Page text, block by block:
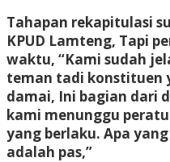
Tahapan rekapitulasi
KPUD Lamteng, Tapi
waktu, “Kami sudah
teman tadi konstituen
damai, Ini bagian dari
kami menunggu
yang berlaku. Apa
adalah pas,”